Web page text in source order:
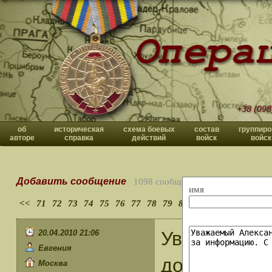
+38
об
авторе
историческая
справка
схема боевых
действий
состав
войск
войск
имя
Добавить сообщение 1098 сообщений
<< 71 72 73 74 75 76 77 78 79 80
20.04.2010 21:06
Евгения
Москва
Уважаемый
допущена